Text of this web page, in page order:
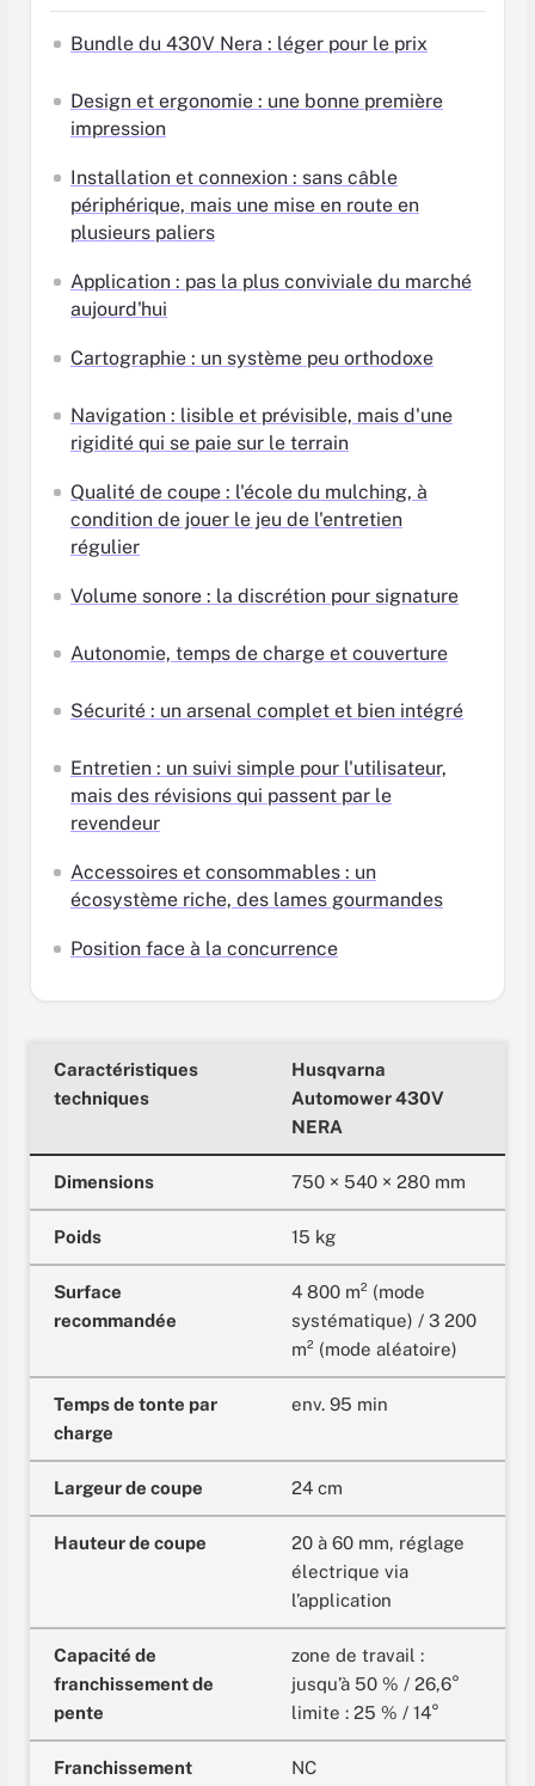
Bundle du 430V Nera : léger pour le prix
Design et ergonomie : une bonne première
impression
Installation et connexion : sans câble
périphérique, mais une mise en route en
plusieurs paliers
Application : pas la plus conviviale du marché
aujourd'hui
Cartographie : un système peu orthodoxe
Navigation : lisible et prévisible, mais d'une
rigidité qui se paie sur le terrain
Qualité de coupe : l'école du mulching, à
condition de jouer le jeu de l'entretien
régulier
Volume sonore : la discrétion pour signature
Autonomie, temps de charge et couverture
Sécurité : un arsenal complet et bien intégré
Entretien : un suivi simple pour l'utilisateur,
mais des révisions qui passent par le
revendeur
Accessoires et consommables : un
écosystème riche, des lames gourmandes
Position face à la concurrence
Caractéristiques
techniques
Husqvarna
Automower 430V
NERA
Dimensions 750 × 540 × 280 mm
Poids 15 kg
Surface
recommandée
4 800 m² (mode
systématique) / 3 200
m² (mode aléatoire)
Temps de tonte par
charge
env. 95 min
Largeur de coupe 24 cm
Hauteur de coupe
20 à 60 mm, réglage
électrique via
l’application
Capacité de
franchissement de
pente
zone de travail :
jusqu’à 50 % / 26,6°
limite : 25 % / 14°
Franchissement
NC